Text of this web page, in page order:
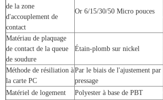
de la zone
d'accouplement de
contact
Or 6/15/30/50 Micro pouces
Matériau de plaquage
de contact de la queue
de soudure
Étain-plomb sur nickel
Méthode de résiliation à
la carte PC
Par le biais de l'ajustement par
pressage
Matériel de logement Polyester à base de PBT